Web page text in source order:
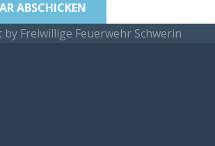
ABSCHICKEN
Freiwillige Feuerwehr Schwerin